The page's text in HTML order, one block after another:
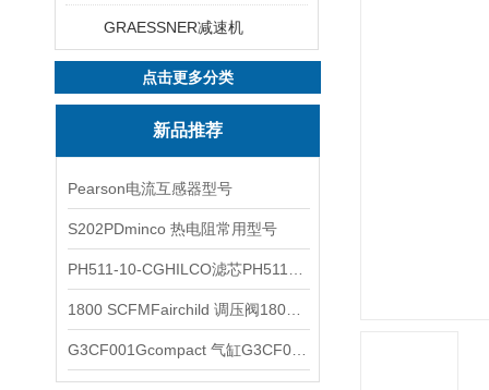
GRAESSNER减速机
点击更多分类
新品推荐
Pearson电流互感器型号
S202PDminco 热电阻常用型号